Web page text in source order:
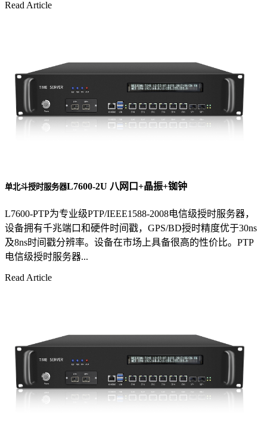
Read Article
单北斗授时服务器L7600-2U 八网口+晶振+铷钟
L7600-PTP为专业级PTP/IEEE1588-2008电信级授时服务器，
设备拥有千兆端口和硬件时间戳，GPS/BD授时精度优于30ns
及8ns时间戳分辨率。设备在市场上具备很高的性价比。PTP
电信级授时服务器...
Read Article